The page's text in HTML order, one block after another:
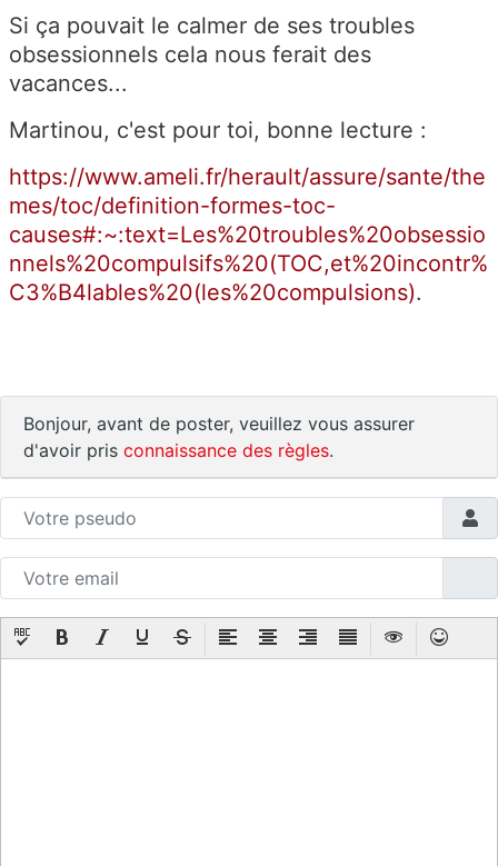
Si ça pouvait le calmer de ses troubles
obsessionnels cela nous ferait des
vacances...
Martinou, c'est pour toi, bonne lecture :
https://www.ameli.fr/herault/assure/sante/the
mes/toc/definition-formes-toc-
causes#:~:text=Les%20troubles%20obsessio
nnels%20compulsifs%20(TOC,et%20incontr%
C3%B4lables%20(les%20compulsions).
Bonjour, avant de poster, veuillez vous assurer
d'avoir pris connaissance des règles.